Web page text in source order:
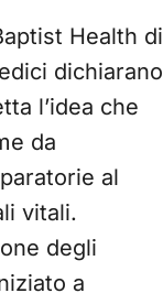
Health di
dichiarano
l’idea che
da
al
vitali.
degli
a